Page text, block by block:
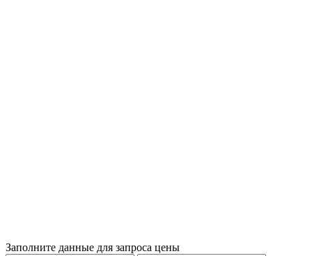
Заполните данные для запроса цены